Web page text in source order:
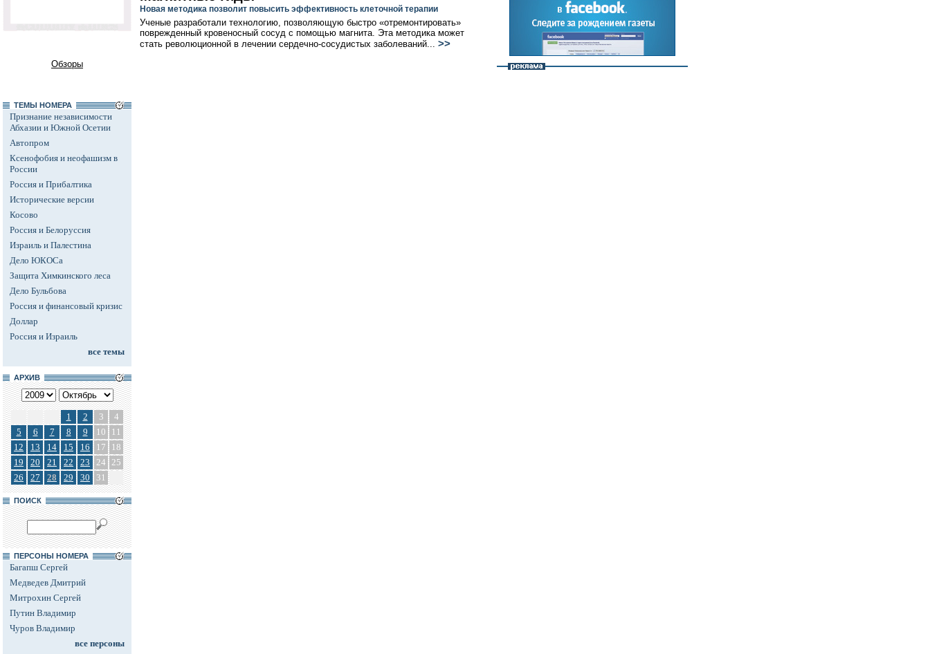
Обзоры
ТЕМЫ НОМЕРА
Признание независимости
Абхазии и Южной Осетии
Автопром
Ксенофобия и неофашизм в
России
Россия и Прибалтика
Исторические версии
Косово
Россия и Белоруссия
Израиль и Палестина
Дело ЮКОСа
Защита Химкинского леса
Дело Бульбова
Россия и финансовый кризис
Доллар
Россия и Израиль
все темы
АРХИВ
1 2 3
4
5
6 7 8 9 10
11
12
13 14 15 16 17
18
19
20 21 22 23 24 25
26
27 28 29 30 31
ПОИСК
ПЕРСОНЫ НОМЕРА
Багапш Сергей
Медведев Дмитрий
Митрохин Сергей
Путин Владимир
Чуров Владимир
все персоны
Новая методика позволит повысить эффективность клеточной терапии
Ученые разработали технологию, позволяющую быстро «отремонтировать»
поврежденный кровеносный сосуд с помощью магнита. Эта методика может
стать революционной в лечении сердечно-сосудистых заболеваний... >>